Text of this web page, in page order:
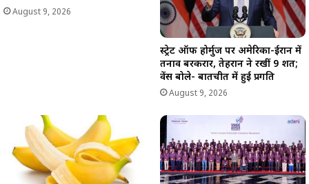
August 9, 2026
स्ट्रेट ऑफ होर्मुज पर अमेरिका-ईरान में
तनाव बरकरार, तेहरान ने रखीं 9 शर्तें;
वेंस बोले- बातचीत में हुई प्रगति
August 9, 2026